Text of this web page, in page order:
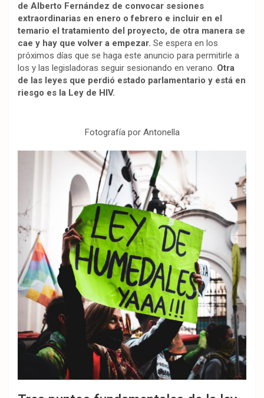
de Alberto Fernández de convocar sesiones
extraordinarias en enero o febrero e incluir en el
temario el tratamiento del proyecto, de otra manera se
cae y hay que volver a empezar. Se espera en los
próximos días que se haga este anuncio para permitirle a
los y las legisladoras seguir sesionando en verano. Otra
de las leyes que perdió estado parlamentario y está en
riesgo es la Ley de HIV.
Fotografía por Antonella